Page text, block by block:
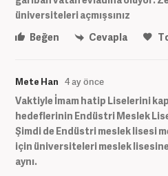
üniversiteleri açmışsınız
Beğen
Cevapla
Mete Han 4 ay önce
Vaktiyle İmam hatip Liselerini
hedeflerinin Endüstri Meslek
Şimdi de Endüstri meslek lisesi
için üniversiteleri meslek
aynı.